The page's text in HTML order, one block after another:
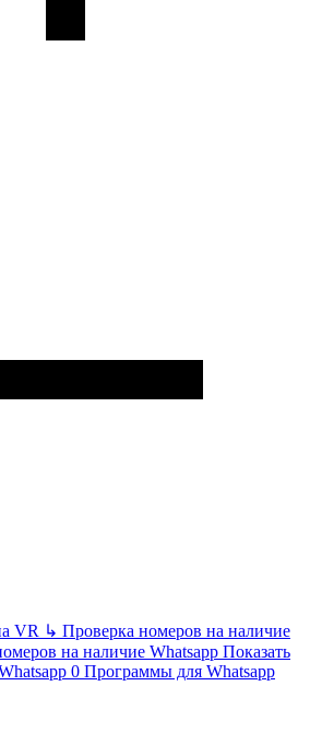
VR ↳ Проверка номеров на наличие
на наличие Whatsapp Показать
Программы для Whatsapp